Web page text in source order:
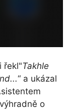
řekl"Takhle
“ a ukázal
o